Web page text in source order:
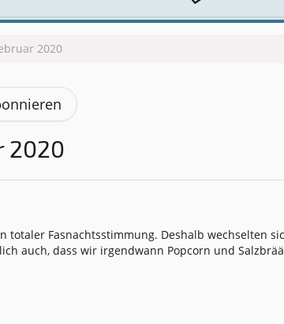
2020
2020
totaler Fasnachtsstimmung. Deshalb wechselten
auch, dass wir irgendwann Popcorn und